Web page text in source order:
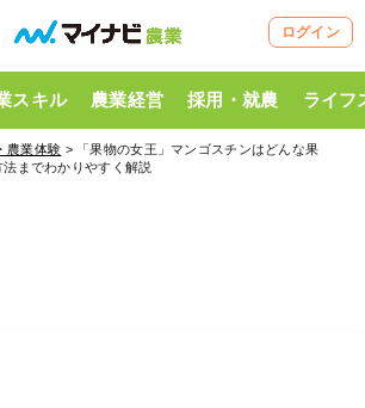
ログイン
スキル 農業経営 採用・就農 ライフ
農業体験 > 「果物の女王」マンゴスチンはどんな果
までわかりやすく解説